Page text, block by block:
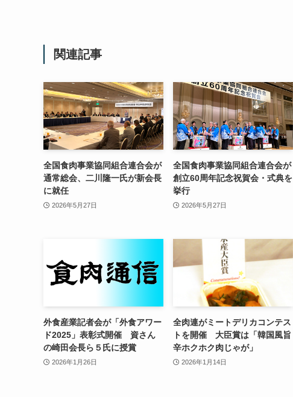
関連記事
全国食肉事業協同組合連合会が
通常総会、二川隆一氏が新会長
に就任
2026年5月27日
全国食肉事業協同組合連合会が
創立60周年記念祝賀会・式典を
挙行
2026年5月27日
外食産業記者会が「外食アワー
ド2025」表彰式開催 資さん
の崎田会長ら５氏に授賞
2026年1月26日
全肉連がミートデリカコンテス
トを開催 大臣賞は「韓国風旨
辛ホクホク肉じゃが」
2026年1月14日